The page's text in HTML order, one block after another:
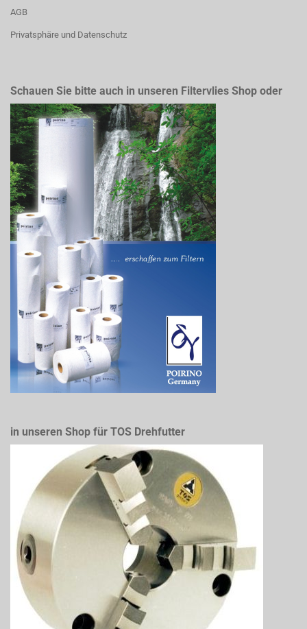
AGB
Privatsphäre und Datenschutz
Schauen Sie bitte auch in unseren Filtervlies Shop oder
in unseren Shop für TOS Drehfutter